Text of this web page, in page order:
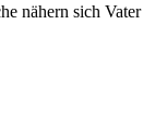
nähern sich Vater